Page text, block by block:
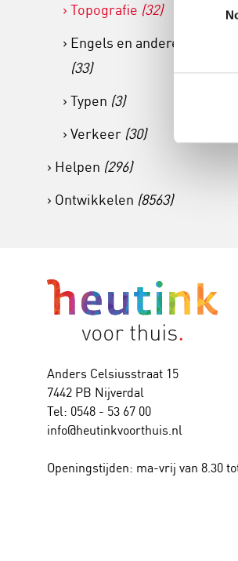
Topografie (32)
Engels en andere talen
(33)
Typen (3)
Verkeer (30)
Helpen (296)
Ontwikkelen (8563)
Anders Celsiusstraat 15
7442 PB Nijverdal
Tel: 0548 - 53 67 00
info@heutinkvoorthuis.nl
Openingstijden: ma-vrij van 8.30